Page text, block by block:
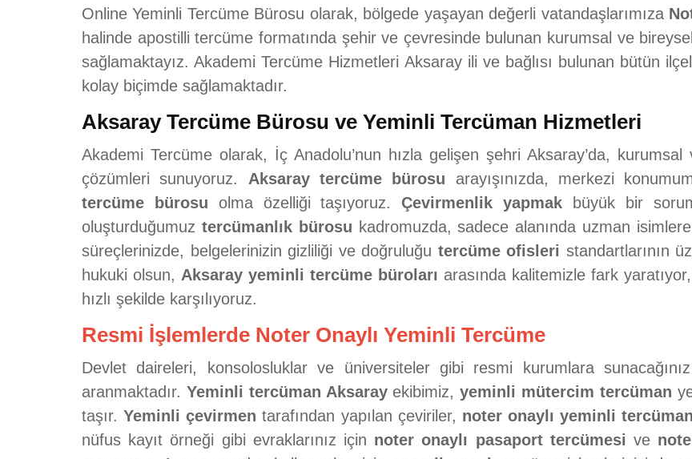
Online Yeminli Tercüme Bürosu olarak, bölgede yaşayan değerli vatandaşlarımıza
halinde apostilli tercüme formatında şehir ve çevresinde bulunan kurumsal ve
sağlamaktayız. Akademi Tercüme Hizmetleri Aksaray ili ve bağlısı bulunan bütün
kolay biçimde sağlamaktadır.
Aksaray Tercüme Bürosu ve Yeminli Tercüman Hizmetleri
Akademi Tercüme olarak, İç Anadolu’nun hızla gelişen şehri Aksaray’da,
çözümleri sunuyoruz. Aksaray tercüme bürosu arayışınızda, merkezi
tercüme bürosu olma özelliği taşıyoruz. Çevirmenlik yapmak büyük bir
oluşturduğumuz tercümanlık bürosu kadromuzda, sadece alanında uzman
süreçlerinizde, belgelerinizin gizliliği ve doğruluğu tercüme ofisleri standartlarının
hukuki olsun, Aksaray yeminli tercüme büroları arasında kalitemizle fark yaratıyor,
hızlı şekilde karşılıyoruz.
Resmi İşlemlerde Noter Onaylı Yeminli Tercüme
Devlet daireleri, konsolosluklar ve üniversiteler gibi resmi kurumlara
aranmaktadır. Yeminli tercüman Aksarayekibimiz,yeminli mütercim tercüman
taşır.Yeminli çevirmen tarafından yapılan çeviriler, noter onaylı yeminli tercüman
nüfus kayıt örneği gibi evraklarınız için noter onaylı pasaport tercümesi ve